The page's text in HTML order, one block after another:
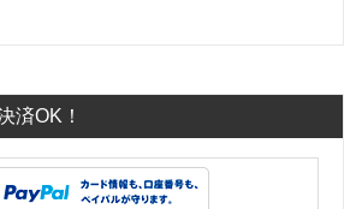
済OK！